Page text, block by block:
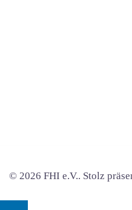
© 2026 FHI e.V.. Stolz